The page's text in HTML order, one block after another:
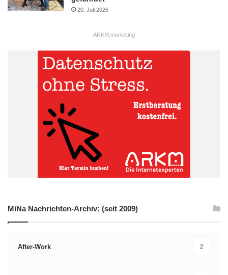
20. Juli 2026
ARKM.marketing
MiNa Nachrichten-Archiv: (seit 2009)
After-Work 2